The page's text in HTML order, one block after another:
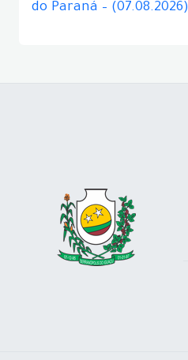
do Paraná – (07.08.2026)